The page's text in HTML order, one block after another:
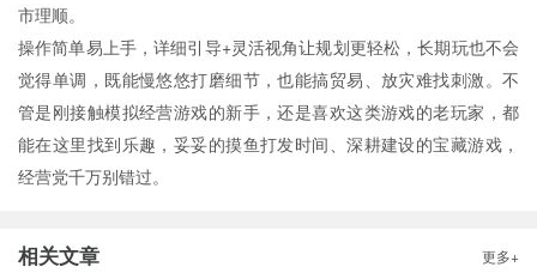
市理顺。
操作简单易上手，详细引导+灵活视角让规划更轻松，长期玩也不会
觉得单调，既能慢悠悠打磨细节，也能搞贸易、放灾难找刺激。不
管是刚接触模拟经营游戏的新手，还是喜欢这类游戏的老玩家，都
能在这里找到乐趣，妥妥的摸鱼打发时间、深耕建设的宝藏游戏，
经营党千万别错过。
相关文章 更多+